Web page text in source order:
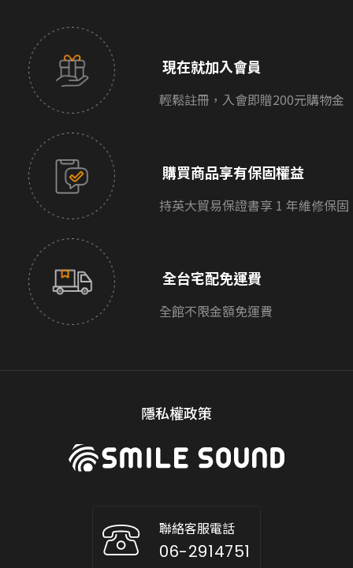
現在就加入會員
輕鬆註冊，入會即贈200元購物金
購買商品享有保固權益
持英大貿易保證書享 1 年維修保固
全台宅配免運費
全館不限金額免運費
隱私權政策
聯絡客服電話
06-2914751